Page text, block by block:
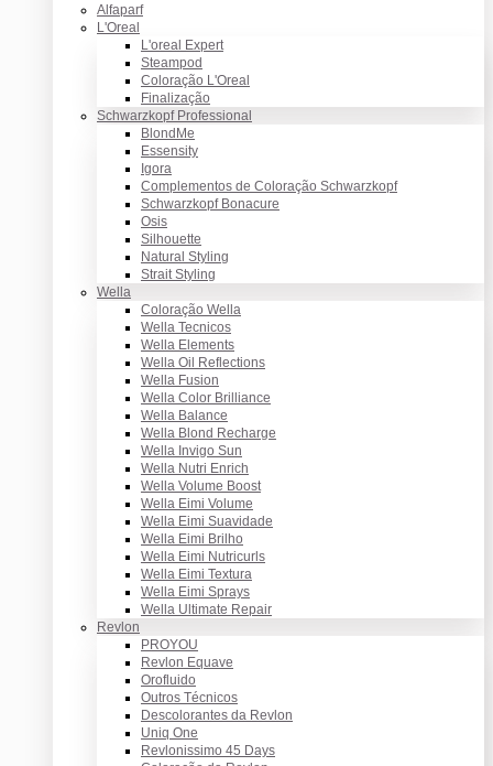
Alfaparf
L'Oreal
L'oreal Expert
Steampod
Coloração L'Oreal
Finalização
Schwarzkopf Professional
BlondMe
Essensity
Igora
Complementos de Coloração Schwarzkopf
Schwarzkopf Bonacure
Osis
Silhouette
Natural Styling
Strait Styling
Wella
Coloração Wella
Wella Tecnicos
Wella Elements
Wella Oil Reflections
Wella Fusion
Wella Color Brilliance
Wella Balance
Wella Blond Recharge
Wella Invigo Sun
Wella Nutri Enrich
Wella Volume Boost
Wella Eimi Volume
Wella Eimi Suavidade
Wella Eimi Brilho
Wella Eimi Nutricurls
Wella Eimi Textura
Wella Eimi Sprays
Wella Ultimate Repair
Revlon
PROYOU
Revlon Equave
Orofluido
Outros Técnicos
Descolorantes da Revlon
Uniq One
Revlonissimo 45 Days